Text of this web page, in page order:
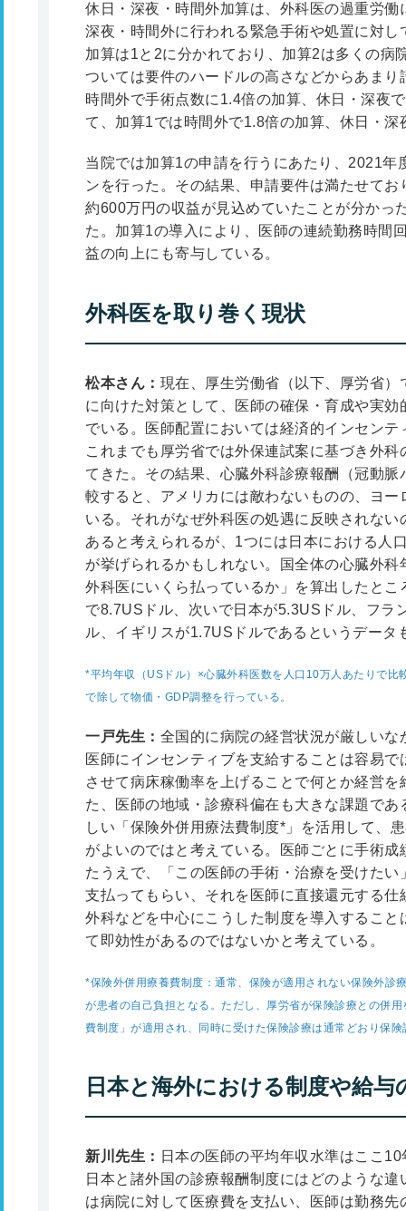
休日・深夜・時間外加算は、外科医の過重労
深夜・時間外に行われる緊急手術や処置に対
加算は1と2に分かれており、加算2は多くの病
ついては要件のハードルの高さなどからあま
時間外で手術点数に1.4倍の加算、休日・深夜
て、加算1では時間外で1.8倍の加算、休日・
当院では加算1の申請を行うにあたり、2021年
ンを行った。その結果、申請要件は満たせて
約600万円の収益が見込めていたことが分かっ
た。加算1の導入により、医師の連続勤務時間
益の向上にも寄与している。
外科医を取り巻く現状
松本さん： 現在、厚生労働省（以下、厚労省
に向けた対策として、医師の確保・育成や実
でいる。医師配置においては経済的インセン
これまでも厚労省では外保連試案に基づき外
てきた。その結果、心臓外科診療報酬（冠動
較すると、アメリカには敵わないものの、ヨ
いる。それがなぜ外科医の処遇に反映されな
あると考えられるが、1つには日本における人
が挙げられるかもしれない。国全体の心臓外科
外科医にいくら払っているか」を算出したと
で8.7USドル、次いで日本が5.3USドル、フラ
ル、イギリスが1.7USドルであるというデータ
*平均年収（USドル）×心臓外科医数を人口10万人あたりで
で除して物価・GDP調整を行っている。
一戸先生： 全国的に病院の経営状況が厳しい
医師にインセンティブを支給することは容易
させて病床稼働率を上げることで何とか経営
た、医師の地域・診療科偏在も大きな課題で
しい「保険外併用療法費制度* 」を活用して、
がよいのではと考えている。医師ごとに手術
たうえで、「この医師の手術・治療を受けた
支払ってもらい、それを医師に直接還元する
外科などを中心にこうした制度を導入するこ
て即効性があるのではないかと考えている。
*保険外併用療養費制度：通常、保険が適用されない保険外診
が患者の自己負担となる。ただし、厚労省が保険診療との併
費制度」が適用され、同時に受けた保険診療は通常どおり保
日本と海外における制度や給与
新川先生： 日本の医師の平均年収水準はここ
日本と諸外国の診療報酬制度にはどのような
は病院に対して医療費を支払い、医師は勤務